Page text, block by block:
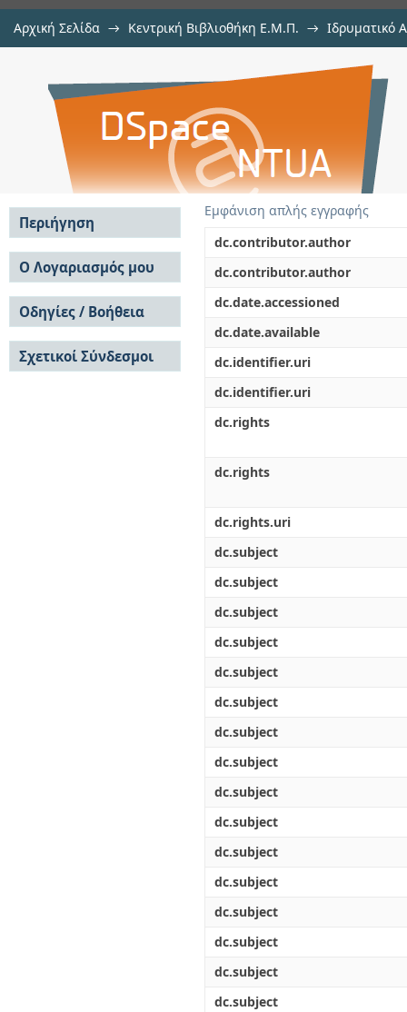
Αρχική Σελίδα → Κεντρική Βιβλιοθήκη Ε.Μ.Π. → Ιδρυματικό
Επισκόπηση των εφαρμογών
αξιολόγηση κύκλου ζωής
ηλεκτρονικού εξοπλισμού
Εμφάνιση απλής εγγραφής
dc.contributor.author
dc.contributor.author
dc.date.accessioned
dc.date.available
dc.identifier.uri
dc.identifier.uri
dc.rights
dc.rights
dc.rights.uri
dc.subject
dc.subject
dc.subject
dc.subject
dc.subject
dc.subject
dc.subject
dc.subject
dc.subject
dc.subject
dc.subject
dc.subject
dc.subject
dc.subject
dc.subject
dc.subject
Περιήγηση
Σε όλο το DSpace
Κοινότητες & Συλλογές
Ανά Ημερομηνία
Έκδοσης
Συγγραφείς
Τίτλοι
Θέματα
Ο Λογαριασμός μου
Σύνδεση
Εγγραφή
Οδηγίες / Βοήθεια
Οδηγίες Υποβολής
Οδηγίες Χρήσης ΙΑ
Συχνές Ερωτήσεις
Σχετικοί Σύνδεσμοι